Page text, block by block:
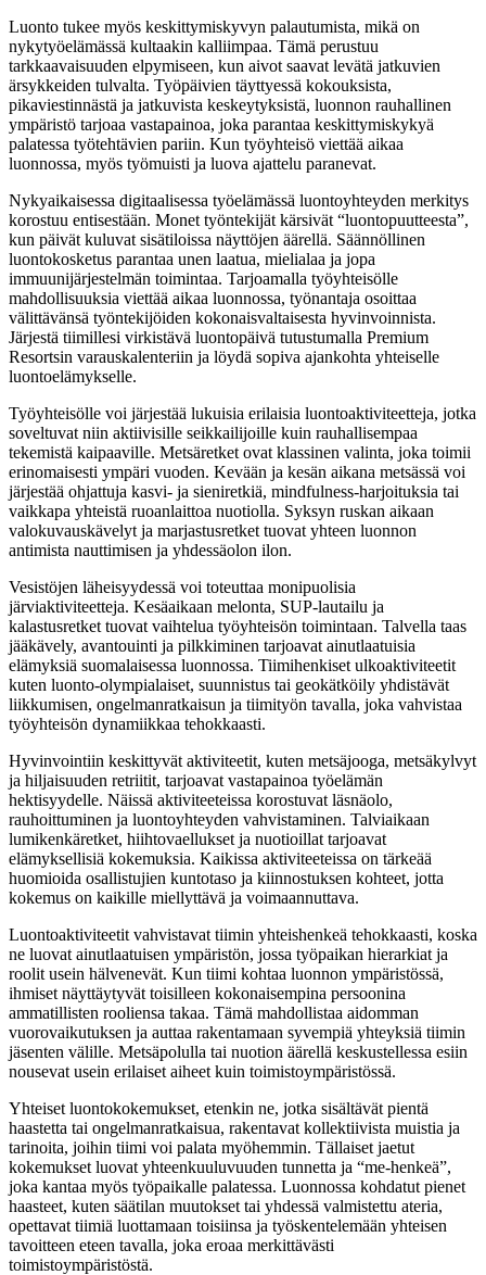
Luonto tukee myös keskittymiskyvyn palautumista, mikä on
nykytyöelämässä kultaakin kalliimpaa. Tämä perustuu
tarkkaavaisuuden elpymiseen, kun aivot saavat levätä jatkuvien
ärsykkeiden tulvalta. Työpäivien täyttyessä kokouksista,
pikaviestinnästä ja jatkuvista keskeytyksistä, luonnon rauhallinen
ympäristö tarjoaa vastapainoa, joka parantaa keskittymiskykyä
palatessa työtehtävien pariin. Kun työyhteisö viettää aikaa
luonnossa, myös työmuisti ja luova ajattelu paranevat.
Nykyaikaisessa digitaalisessa työelämässä luontoyhteyden merkitys
korostuu entisestään. Monet työntekijät kärsivät “luontopuutteesta”,
kun päivät kuluvat sisätiloissa näyttöjen äärellä. Säännöllinen
luontokosketus parantaa unen laatua, mielialaa ja jopa
immuunijärjestelmän toimintaa. Tarjoamalla työyhteisölle
mahdollisuuksia viettää aikaa luonnossa, työnantaja osoittaa
välittävänsä työntekijöiden kokonaisvaltaisesta hyvinvoinnista.
Järjestä tiimillesi virkistävä luontopäivä tutustumalla Premium
Resortsin varauskalenteriin ja löydä sopiva ajankohta yhteiselle
luontoelämykselle.
Työyhteisölle voi järjestää lukuisia erilaisia luontoaktiviteetteja, jotka
soveltuvat niin aktiivisille seikkailijoille kuin rauhallisempaa
tekemistä kaipaaville. Metsäretket ovat klassinen valinta, joka toimii
erinomaisesti ympäri vuoden. Kevään ja kesän aikana metsässä voi
järjestää ohjattuja kasvi- ja sieniretkiä, mindfulness-harjoituksia tai
vaikkapa yhteistä ruoanlaittoa nuotiolla. Syksyn ruskan aikaan
valokuvauskävelyt ja marjastusretket tuovat yhteen luonnon
antimista nauttimisen ja yhdessäolon ilon.
Vesistöjen läheisyydessä voi toteuttaa monipuolisia
järviaktiviteetteja. Kesäaikaan melonta, SUP-lautailu ja
kalastusretket tuovat vaihtelua työyhteisön toimintaan. Talvella taas
jääkävely, avantouinti ja pilkkiminen tarjoavat ainutlaatuisia
elämyksiä suomalaisessa luonnossa. Tiimihenkiset ulkoaktiviteetit
kuten luonto-olympialaiset, suunnistus tai geokätköily yhdistävät
liikkumisen, ongelmanratkaisun ja tiimityön tavalla, joka vahvistaa
työyhteisön dynamiikkaa tehokkaasti.
Hyvinvointiin keskittyvät aktiviteetit, kuten metsäjooga, metsäkylvyt
ja hiljaisuuden retriitit, tarjoavat vastapainoa työelämän
hektisyydelle. Näissä aktiviteeteissa korostuvat läsnäolo,
rauhoittuminen ja luontoyhteyden vahvistaminen. Talviaikaan
lumikenkäretket, hiihtovaellukset ja nuotioillat tarjoavat
elämyksellisiä kokemuksia. Kaikissa aktiviteeteissa on tärkeää
huomioida osallistujien kuntotaso ja kiinnostuksen kohteet, jotta
kokemus on kaikille miellyttävä ja voimaannuttava.
Luontoaktiviteetit vahvistavat tiimin yhteishenkeä tehokkaasti, koska
ne luovat ainutlaatuisen ympäristön, jossa työpaikan hierarkiat ja
roolit usein hälvenevät. Kun tiimi kohtaa luonnon ympäristössä,
ihmiset näyttäytyvät toisilleen kokonaisempina persoonina
ammatillisten rooliensa takaa. Tämä mahdollistaa aidomman
vuorovaikutuksen ja auttaa rakentamaan syvempiä yhteyksiä tiimin
jäsenten välille. Metsäpolulla tai nuotion äärellä keskustellessa esiin
nousevat usein erilaiset aiheet kuin toimistoympäristössä.
Yhteiset luontokokemukset, etenkin ne, jotka sisältävät pientä
haastetta tai ongelmanratkaisua, rakentavat kollektiivista muistia ja
tarinoita, joihin tiimi voi palata myöhemmin. Tällaiset jaetut
kokemukset luovat yhteenkuuluvuuden tunnetta ja “me-henkeä”,
joka kantaa myös työpaikalle palatessa. Luonnossa kohdatut pienet
haasteet, kuten säätilan muutokset tai yhdessä valmistettu ateria,
opettavat tiimiä luottamaan toisiinsa ja työskentelemään yhteisen
tavoitteen eteen tavalla, joka eroaa merkittävästi
toimistoympäristöstä.